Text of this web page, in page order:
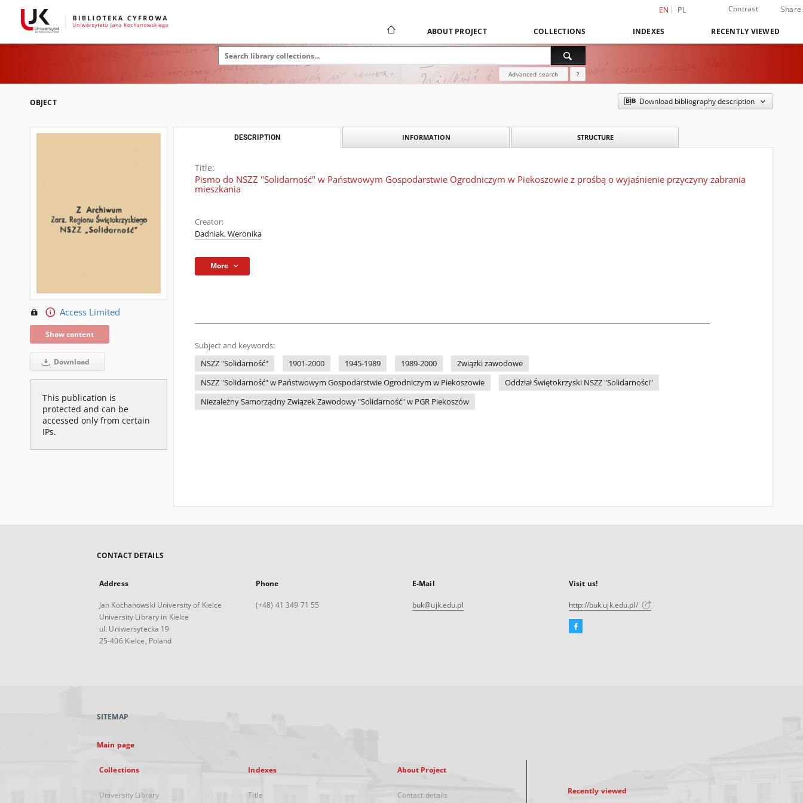
EN PL Contrast Share
ABOUT PROJECT COLLECTIONS INDEXES RECENTLY VIEWED
Advanced search ?
OBJECT Download bibliography description
Access Limited
Show content
Download
This publication is
protected and can be
accessed only from certain
IPs.
DESCRIPTION INFORMATION STRUCTURE
Title:
Pismo do NSZZ "Solidarność" w Państwowym Gospodarstwie Ogrodniczym w Piekoszowie z prośbą o wyjaśnienie przyczyny zabrania
mieszkania
Creator:
Dadniak, Weronika
More
Subject and keywords:
NSZZ "Solidarność"
1901-2000 1945-1989 1989-2000
Związki zawodowe
NSZZ "Solidarność" w Państwowym Gospodarstwie Ogrodniczym w Piekoszowie
Oddział Świętokrzyski NSZZ "Solidarności"
Niezależny Samorządny Związek Zawodowy "Solidarność" w PGR Piekoszów
CONTACT DETAILS
Address
Jan Kochanowski University of Kielce
University Library in Kielce
ul. Uniwersytecka 19
25-406 Kielce, Poland
Phone
(+48) 41 349 71 55
E-Mail
buk@ujk.edu.pl
Visit us!
http://buk.ujk.edu.pl/
Facebook
SITEMAP
Main page
Collections
University Library
Indexes
Title
About Project
Contact details Recently viewed